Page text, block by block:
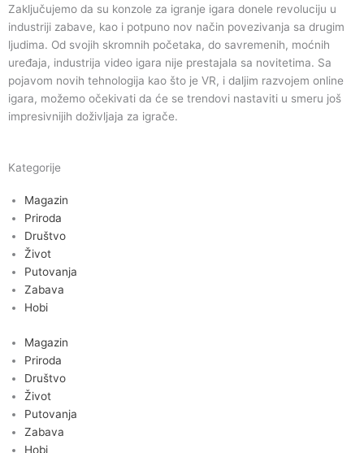
Zaključujemo da su konzole za igranje igara donele revoluciju u
industriji zabave, kao i potpuno nov način povezivanja sa drugim
ljudima. Od svojih skromnih početaka, do savremenih, moćnih
uređaja, industrija video igara nije prestajala sa novitetima. Sa
pojavom novih tehnologija kao što je VR, i daljim razvojem online
igara, možemo očekivati da će se trendovi nastaviti u smeru još
impresivnijih doživljaja za igrače.
Kategorije
Magazin
Priroda
Društvo
Život
Putovanja
Zabava
Hobi
Magazin
Priroda
Društvo
Život
Putovanja
Zabava
Hobi